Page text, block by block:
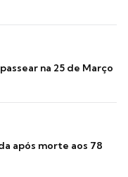
na 25 de Março
após morte aos 78